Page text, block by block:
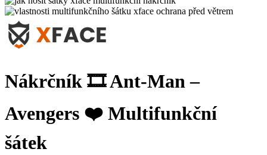
Nákrčník 🎞️ Ant-Man –
Avengers ❤️ Multifunkční
šátek